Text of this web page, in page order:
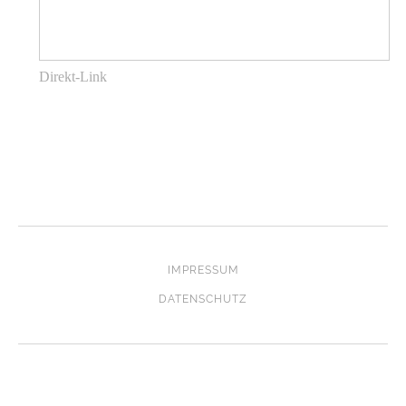
Direkt-Link
IMPRESSUM
DATENSCHUTZ